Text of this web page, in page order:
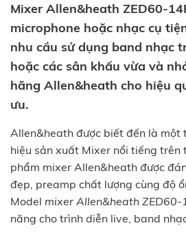
Mixer Allen&heath ZED60-
microphone hoặc nhạc cụ
nhu cầu sử dụng band nhạc
hoặc các sân khấu vừa và
hãng Allen&heath cho hiệu
ưu.
Allen&heath được biết đến là một
hiệu sản xuất Mixer nổi tiếng trên
phẩm mixer Allen&heath được
đẹp, preamp chất lượng cùng độ
Model mixer Allen&heath ZED60-
năng cho trình diễn live, band